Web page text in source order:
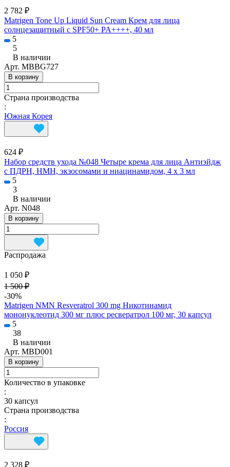
2 782 ₽
Matrigen Tone Up Liquid Sun Cream Крем для лица
солнцезащитный с SPF50+ PA++++, 40 мл
5
5
В наличии
Арт. MBBG727
В корзину
Страна производства
:
Южная Корея
624 ₽
Набор средств ухода №048 Четыре крема для лица Антиэйдж
с ПДРН, НМН, экзосомами и ниацинамидом, 4 х 3 мл
5
3
В наличии
Арт. N048
В корзину
Распродажа
1 050 ₽
1 500 ₽
-30%
Matrigen NMN Resveratrol 300 mg Никотинамид
мононуклеотид 300 мг плюс ресвератрол 100 мг, 30 капсул
5
38
В наличии
Арт. MBD001
В корзину
Количество в упаковке
:
30 капсул
Страна производства
:
Россия
2 328 ₽